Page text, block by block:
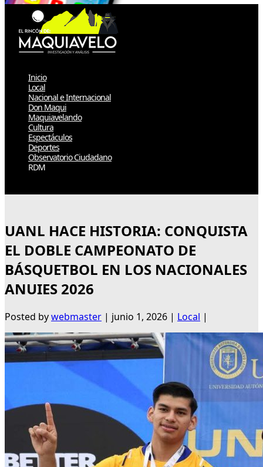
Inicio
Local
Nacional e Internacional
Don Maqui
Maquiavelando
Cultura
Espectáculos
Deportes
Observatorio Ciudadano
RDM
UANL HACE HISTORIA: CONQUISTA
EL DOBLE CAMPEONATO DE
BÁSQUETBOL EN LOS NACIONALES
ANUIES 2026
Posted bywebmaster | junio 1, 2026 | Local |